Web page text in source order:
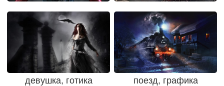
девушка, готика поезд, графика